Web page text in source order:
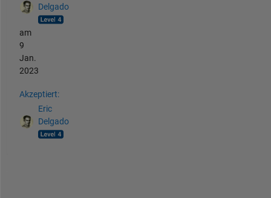
Delgado
am
9
Jan.
2023
Akzeptiert:
Eric
Delgado